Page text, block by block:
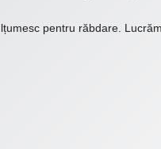
pentru răbdare.